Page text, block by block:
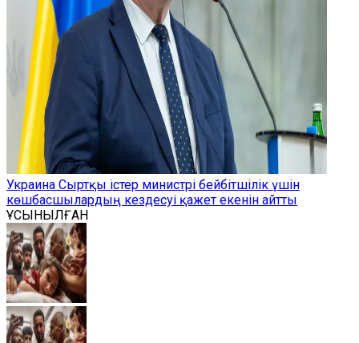
Украина Сыртқы істер министрі бейбітшілік үшін
көшбасшылардың кездесуі қажет екенін айтты
ҰСЫНЫЛҒАН